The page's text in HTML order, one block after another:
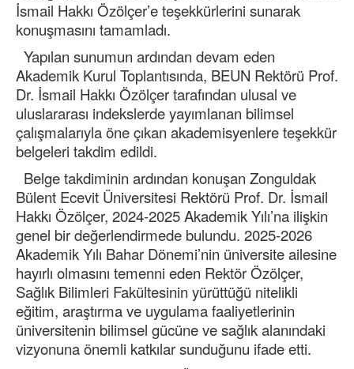
İsmail Hakkı Özölçer’e teşekkürlerini sunarak
konuşmasını tamamladı.
Yapılan sunumun ardından devam eden
Akademik Kurul Toplantısında, BEUN Rektörü Prof.
Dr. İsmail Hakkı Özölçer tarafından ulusal ve
uluslararası indekslerde yayımlanan bilimsel
çalışmalarıyla öne çıkan akademisyenlere teşekkür
belgeleri takdim edildi.
Belge takdiminin ardından konuşan Zonguldak
Bülent Ecevit Üniversitesi Rektörü Prof. Dr. İsmail
Hakkı Özölçer, 2024-2025 Akademik Yılı’na ilişkin
genel bir değerlendirmede bulundu. 2025-2026
Akademik Yılı Bahar Dönemi’nin üniversite ailesine
hayırlı olmasını temenni eden Rektör Özölçer,
Sağlık Bilimleri Fakültesinin yürüttüğü nitelikli
eğitim, araştırma ve uygulama faaliyetlerinin
üniversitenin bilimsel gücüne ve sağlık alanındaki
vizyonuna önemli katkılar sunduğunu ifade etti.